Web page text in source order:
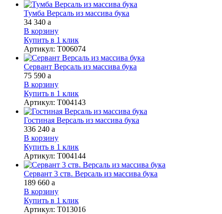
Тумба Версаль из массива бука
34 340 a
В корзину
Купить в 1 клик
Артикул: Т006074
Сервант Версаль из массива бука
75 590 a
В корзину
Купить в 1 клик
Артикул: Т004143
Гостиная Версаль из массива бука
336 240 a
В корзину
Купить в 1 клик
Артикул: Т004144
Сервант 3 ств. Версаль из массива бука
189 660 a
В корзину
Купить в 1 клик
Артикул: Т013016